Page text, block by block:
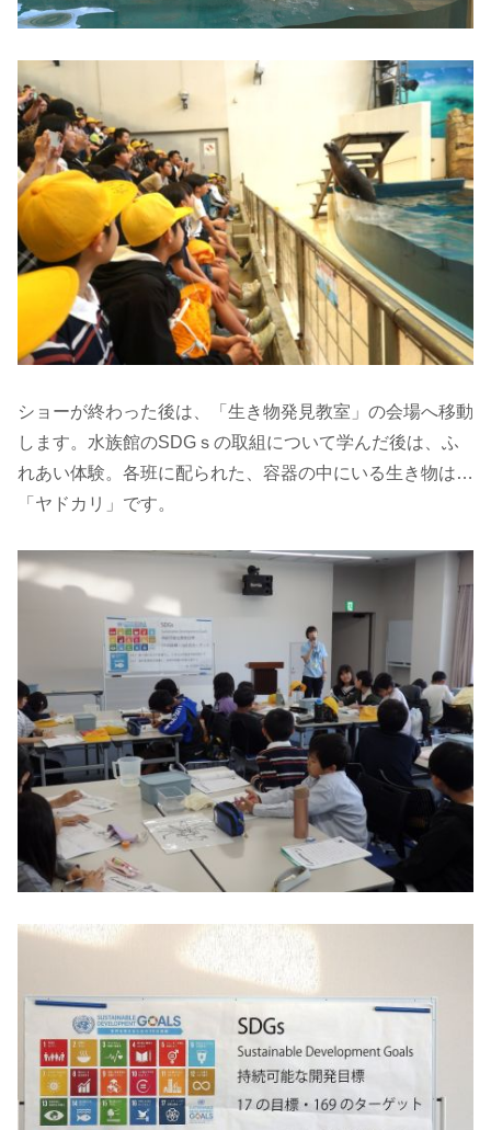
ショーが終わった後は、「生き物発見教室」の会場へ移動
します。水族館のSDGｓの取組について学んだ後は、ふ
れあい体験。各班に配られた、容器の中にいる生き物は…
「ヤドカリ」です。